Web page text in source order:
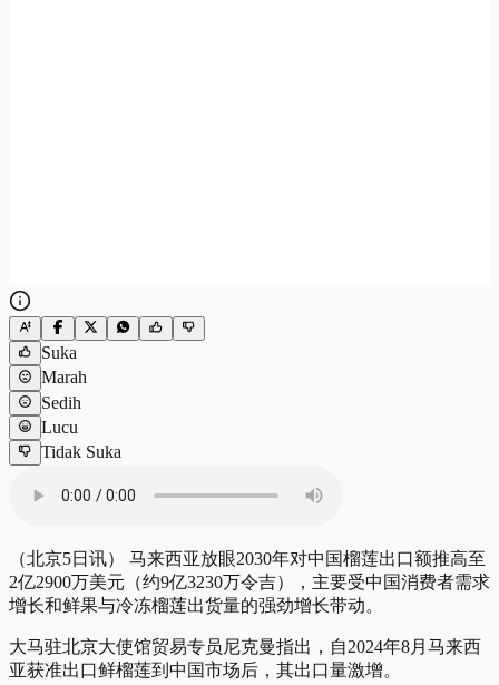
Suka
Marah
Sedih
Lucu
Tidak Suka
（北京5日讯） 马来西亚放眼2030年对中国榴莲出口额推高至
2亿2900万美元（约9亿3230万令吉），主要受中国消费者需求
增长和鲜果与冷冻榴莲出货量的强劲增长带动。
大马驻北京大使馆贸易专员尼克曼指出，自2024年8月马来西
亚获准出口鲜榴莲到中国市场后，其出口量激增。